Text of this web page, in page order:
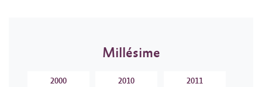
Millésime
2000 2010 2011